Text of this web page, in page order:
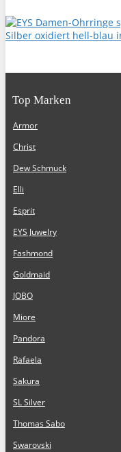
Top Marken
Armor
Christ
Dew Schmuck
Elli
Esprit
EYS Juwelry
Fashmond
Goldmaid
JOBO
Miore
Pandora
Rafaela
Sakura
SL Silver
Thomas Sabo
Swarovski